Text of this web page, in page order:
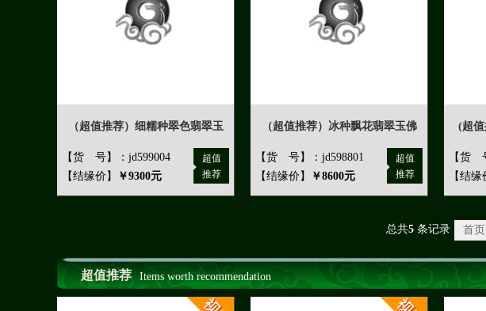
（超值推荐）细糯种翠色翡翠玉
【货 号】：jd599004
【结缘价】
￥9300元
超值
推荐
（超值推荐）冰种飘花翡翠玉佛
【货 号】：jd598801
【结缘价】
￥8600元
超值
推荐
(超
【货
【结缘
总共5 条记录 首
超值推荐 Items worth recommendation